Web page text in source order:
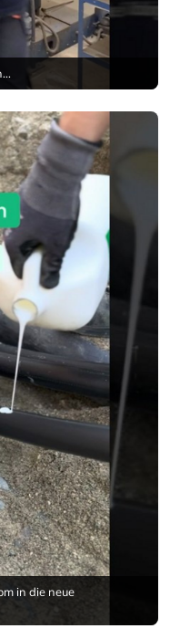
in die neue